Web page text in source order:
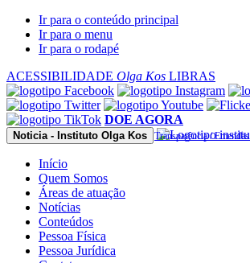
inclui
sistema
de
acessibilidade.
Ir para o conteúdo principal
Ir para o menu
Ir para o rodapé
ACESSIBILIDADE Olga Kos LIBRAS
DOE AGORA
Noticia - Instituto Olga Kos Transparência / Emendas
Início
Quem Somos
Áreas de atuação
Notícias
Conteúdos
Pessoa Física
Pessoa Jurídica